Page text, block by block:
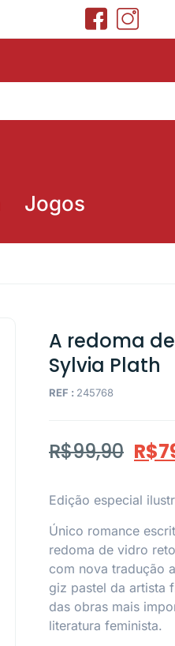
Jogos
A redoma
Sylvia Plath
REF : 245768
R$99,90 R$
Edição especial
Único romance
redoma de vidro
com nova tradução
giz pastel da artista
das obras mais
literatura feminista.